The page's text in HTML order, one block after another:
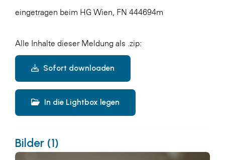
eingetragen beim HG Wien, FN 444694m
Alle Inhalte dieser Meldung als .zip:
Sofort downloaden
In die Lightbox legen
Bilder (1)